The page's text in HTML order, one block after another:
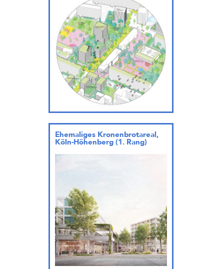
Ehemaliges Kronenbrotareal,
Köln-Höhenberg (1. Rang)